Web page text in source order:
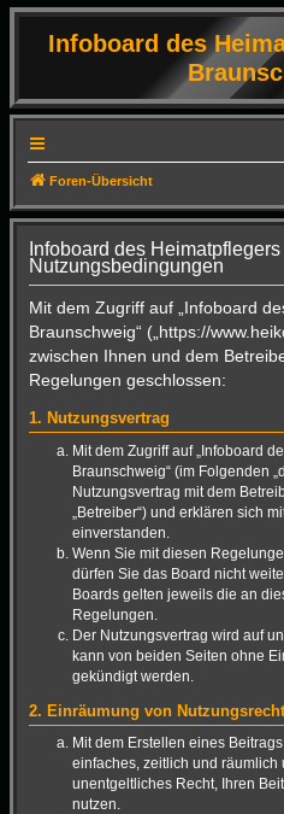
Infoboard des
Foren-Übersicht
Infoboard des
Nutzungsbedingungen
Mit dem Zugriff auf „Infoboard
Braunschweig“ („https://
zwischen Ihnen und dem
Regelungen geschlossen:
1. Nutzungsvertrag
Mit dem Zugriff auf „Infoboard
Braunschweig“ (im Folgenden
Nutzungsvertrag mit dem
„Betreiber“) und erklären sich
einverstanden.
Wenn Sie mit diesen
dürfen Sie das Board nicht
Boards gelten jeweils die an
Regelungen.
Der Nutzungsvertrag wird auf
kann von beiden Seiten ohne
gekündigt werden.
2. Einräumung von
Mit dem Erstellen eines
einfaches, zeitlich und räumlich
unentgeltliches Recht, Ihren
nutzen.